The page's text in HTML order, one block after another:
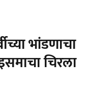
भांडणाचा
चिरला